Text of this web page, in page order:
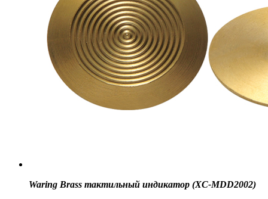
Waring Brass тактильный индикатор (XC-MDD2002)